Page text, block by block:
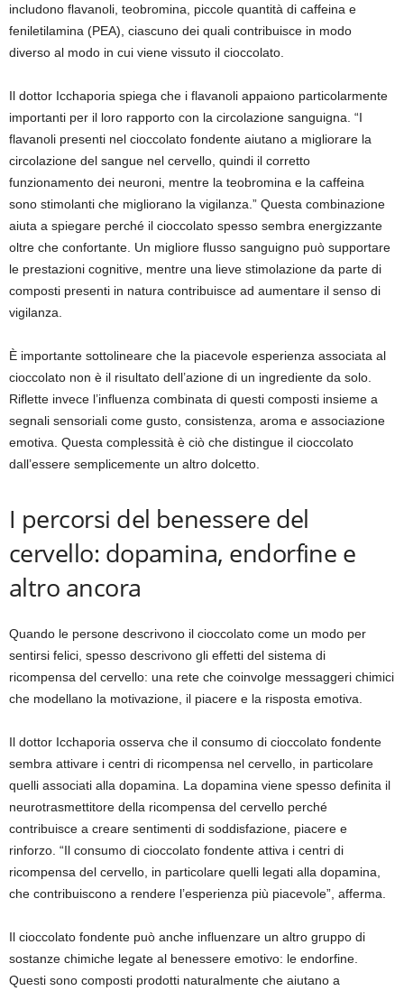
includono flavanoli, teobromina, piccole quantità di caffeina e
feniletilamina (PEA), ciascuno dei quali contribuisce in modo
diverso al modo in cui viene vissuto il cioccolato.
Il dottor Icchaporia spiega che i flavanoli appaiono particolarmente
importanti per il loro rapporto con la circolazione sanguigna. “I
flavanoli presenti nel cioccolato fondente aiutano a migliorare la
circolazione del sangue nel cervello, quindi il corretto
funzionamento dei neuroni, mentre la teobromina e la caffeina
sono stimolanti che migliorano la vigilanza.” Questa combinazione
aiuta a spiegare perché il cioccolato spesso sembra energizzante
oltre che confortante. Un migliore flusso sanguigno può supportare
le prestazioni cognitive, mentre una lieve stimolazione da parte di
composti presenti in natura contribuisce ad aumentare il senso di
vigilanza.
È importante sottolineare che la piacevole esperienza associata al
cioccolato non è il risultato dell’azione di un ingrediente da solo.
Riflette invece l’influenza combinata di questi composti insieme a
segnali sensoriali come gusto, consistenza, aroma e associazione
emotiva. Questa complessità è ciò che distingue il cioccolato
dall’essere semplicemente un altro dolcetto.
I percorsi del benessere del
cervello: dopamina, endorfine e
altro ancora
Quando le persone descrivono il cioccolato come un modo per
sentirsi felici, spesso descrivono gli effetti del sistema di
ricompensa del cervello: una rete che coinvolge messaggeri chimici
che modellano la motivazione, il piacere e la risposta emotiva.
Il dottor Icchaporia osserva che il consumo di cioccolato fondente
sembra attivare i centri di ricompensa nel cervello, in particolare
quelli associati alla dopamina. La dopamina viene spesso definita il
neurotrasmettitore della ricompensa del cervello perché
contribuisce a creare sentimenti di soddisfazione, piacere e
rinforzo. “Il consumo di cioccolato fondente attiva i centri di
ricompensa del cervello, in particolare quelli legati alla dopamina,
che contribuiscono a rendere l’esperienza più piacevole”, afferma.
Il cioccolato fondente può anche influenzare un altro gruppo di
sostanze chimiche legate al benessere emotivo: le endorfine.
Questi sono composti prodotti naturalmente che aiutano a